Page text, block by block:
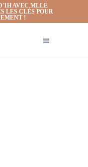
AVEC MLLE
LES CLÉS POUR
!